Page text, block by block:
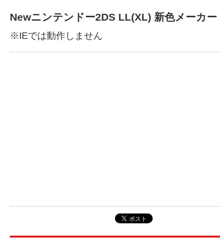
Newニンテンドー2DS LL(XL) 新色メーカー
※IEでは動作しません